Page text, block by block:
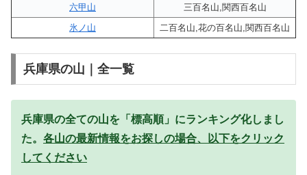
六甲山
三百名山,関西百名山
氷ノ山
二百名山,花の百名山,関西百名山
兵庫県の山｜全一覧
兵庫県の全ての山を「標高順」にランキング化しまし
た。 各山の最新情報をお探しの場合、以下をクリック
してください